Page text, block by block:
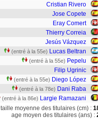
Cristian Rivero
Jose Copete
Eray Comert
Thierry Correia
Jesús Vázquez
(entré à la 55e) Lucas Beltran
(entré à la 55e) Pepelu
Filip Ugrinic
(entré à la 55e) Diego López
(entré à la 78e) Dani Raba
(entré à la 86e) Largie Ramazani
taille moyenne des titulaires (cm) :
age moyen des titulaires (ans) :